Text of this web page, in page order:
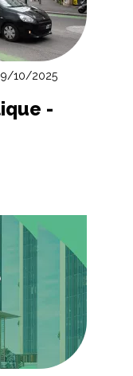
10/2025
-